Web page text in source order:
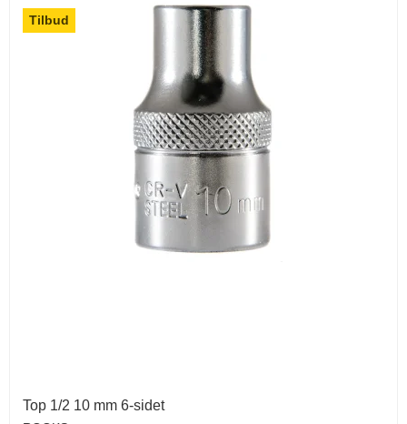
Tilbud
Top 1/2 10 mm 6-sidet